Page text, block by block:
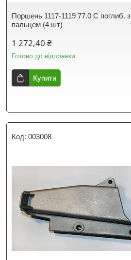
Поршень 1117-1119 77.0 C поглиб. з
пальцем (4 шт)
1 272,40 ₴
Готово до відправки
Купити
003008